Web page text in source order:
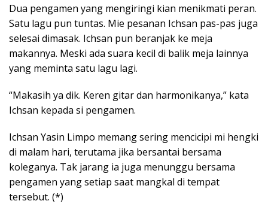
Dua pengamen yang mengiringi kian menikmati peran.
Satu lagu pun tuntas. Mie pesanan Ichsan pas-pas juga
selesai dimasak. Ichsan pun beranjak ke meja
makannya. Meski ada suara kecil di balik meja lainnya
yang meminta satu lagu lagi.
“Makasih ya dik. Keren gitar dan harmonikanya,” kata
Ichsan kepada si pengamen.
Ichsan Yasin Limpo memang sering mencicipi mi hengki
di malam hari, terutama jika bersantai bersama
koleganya. Tak jarang ia juga menunggu bersama
pengamen yang setiap saat mangkal di tempat
tersebut. (*)